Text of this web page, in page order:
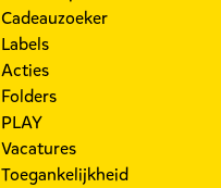
Cadeauzoeker
Labels
Acties
Folders
PLAY
Vacatures
Toegankelijkheid